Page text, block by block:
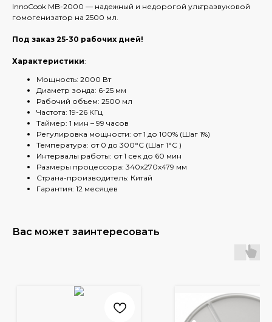
InnoCook MB-2000 — надежный и недорогой ультразвуковой
гомогенизатор на 2500 мл.
Под заказ 25-30 рабочих дней!
Характеристики:
Мощность: 2000 Вт
Диаметр зонда: 6-25 мм
Рабочий объем: 2500 мл
Частота: 19-26 КГц
Таймер: 1 мин – 99 часов
Регулировка мощности: от 1 до 100% (Шаг 1%)
Температура: от 0 до 300°С (Шаг 1°С )
Интервалы работы: от 1 сек до 60 мин
Размеры процессора: 340x270x479 мм
Страна-производитель: Китай
Гарантия: 12 месяцев
Вас может заинтересовать